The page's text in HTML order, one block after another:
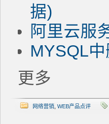
据)
阿里云服
MYSQL
更多
网络营销 WEB产品点评